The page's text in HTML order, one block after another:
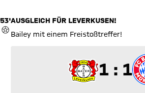
53'
TOR
AUSGLEICH FÜR LEVERKUSEN!
Bailey mit einem Freistoßtreffer!
1 zu 1
1 : 1